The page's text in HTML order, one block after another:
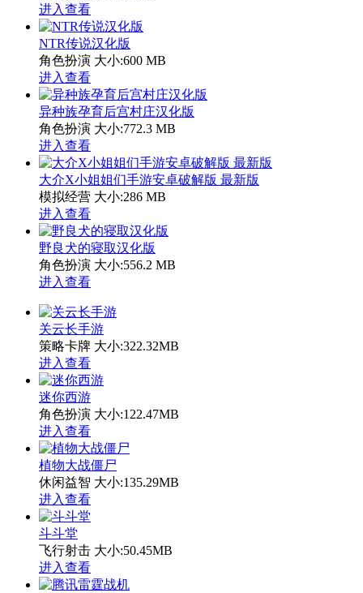
进入查看
NTR传说汉化版
角色扮演 大小:600 MB
进入查看
异种族孕育后宫村庄汉化版
角色扮演 大小:772.3 MB
进入查看
大介X小姐姐们手游安卓破解版 最新版
模拟经营 大小:286 MB
进入查看
野良犬的寝取汉化版
角色扮演 大小:556.2 MB
进入查看
关云长手游
策略卡牌 大小:322.32MB
进入查看
迷你西游
角色扮演 大小:122.47MB
进入查看
植物大战僵尸
休闲益智 大小:135.29MB
进入查看
斗斗堂
飞行射击 大小:50.45MB
进入查看